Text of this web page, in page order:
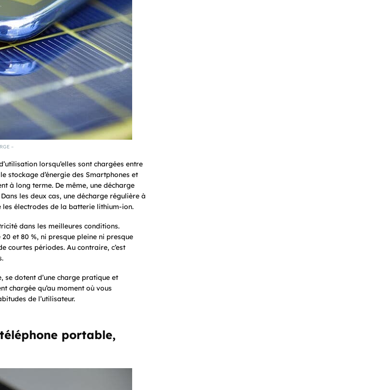
–
lorsqu’elles sont chargées entre
stockage d’énergie des Smartphones et
à long terme. De même, une décharge
les deux cas, une décharge régulière à
les électrodes de la batterie lithium-ion.
dans les meilleures conditions.
et 80 %, ni presque pleine ni presque
courtes périodes. Au contraire, c’est
se dotent d’une charge pratique et
chargée qu’au moment où vous
de l’utilisateur.
portable,